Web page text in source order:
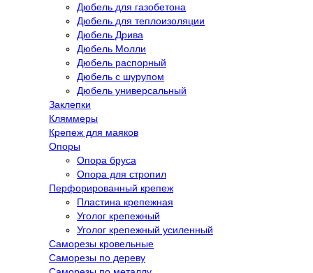
Дюбель для газобетона
Дюбель для теплоизоляции
Дюбель Дрива
Дюбель Молли
Дюбель распорный
Дюбель с шурупом
Дюбель универсальный
Заклепки
Кляммеры
Крепеж для маяков
Опоры
Опора бруса
Опора для стропил
Перфорированный крепеж
Пластина крепежная
Уголог крепежный
Уголог крепежный усиленный
Саморезы кровельные
Саморезы по дереву